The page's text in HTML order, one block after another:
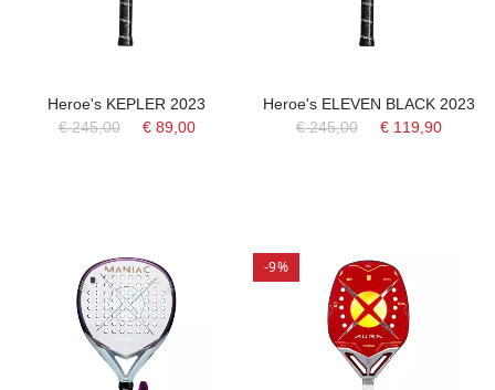
Heroe's KEPLER 2023
€ 245,00
€ 89,00
Heroe's ELEVEN BLACK 2023
€ 245,00
€ 119,90
-9%